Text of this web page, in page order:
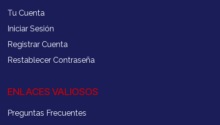
Tu Cuenta
Iniciar Sesión
Registrar Cuenta
Restablecer Contraseña
ENLACES VALIOSOS
Preguntas Frecuentes